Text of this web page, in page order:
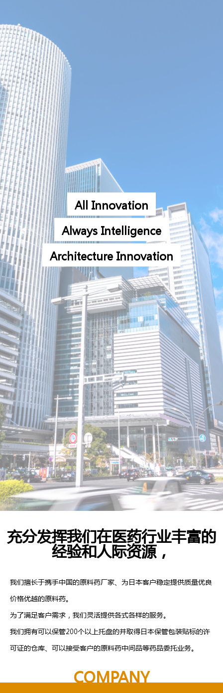
公司簡介
處理項目
業務內容
詢問
ENGLISH
JAPANESE
All Innovation
Always Intelligence
Architecture Innovation
充分发挥我们在医药行业丰富的
经验和人际资源，
我们擅长于携手中国的原料药厂家、为日本客户稳定提供质量优良
价格优越的原料药。
为了满足客户需求，我们灵活提供各式各样的服务。
我们拥有可以保管200个以上托盘的并取得日本保管包装贴标的许
可证的仓库、可以接受客户的原料药中间品等药品委托业务。
COMPANY